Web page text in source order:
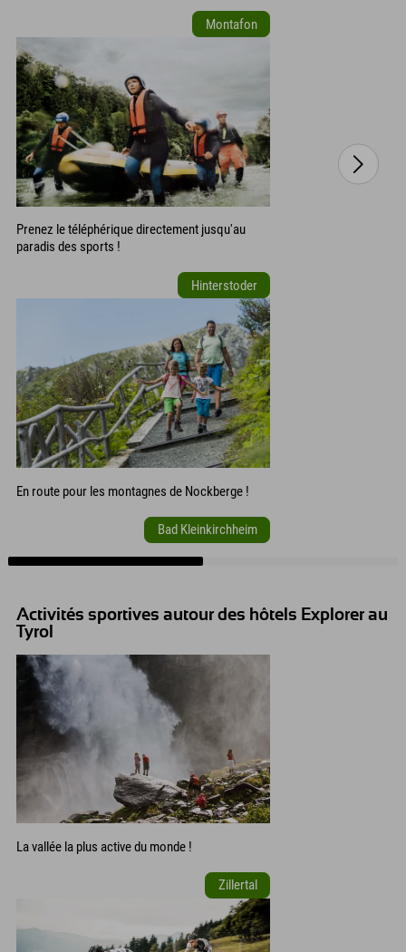
Montafon
Prenez le téléphérique directement jusqu'au
paradis des sports !
Hinterstoder
En route pour les montagnes de Nockberge !
Bad Kleinkirchheim
Activités sportives autour des hôtels Explorer au
Tyrol
La vallée la plus active du monde !
Zillertal